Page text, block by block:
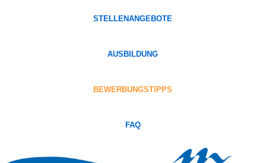
STELLENANGEBOTE
AUSBILDUNG
BEWERBUNGSTIPPS
FAQ